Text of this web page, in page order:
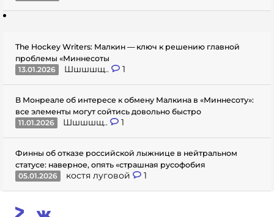
The Hockey Writers: Малкин — ключ к решению главной
проблемы «Миннесоты
13.01.2026
Шшшшщ.. 1
В Монреале об интересе к обмену Малкина в «Миннесоту»:
все элементы могут сойтись довольно быстро
11.01.2026
Шшшшщ.. 1
Финны об отказе российской лыжнице в нейтральном
статусе: наверное, опять «страшная русофобия
05.01.2026
костя луговой 1